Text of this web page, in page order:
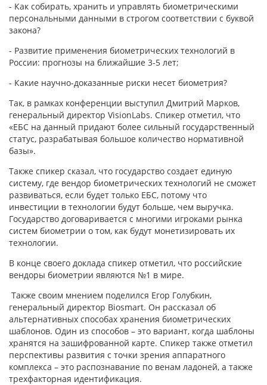
- Как собирать, хранить и управлять биометрическими
персональными данными в строгом соответствии с буквой
закона?
- Развитие применения биометрических технологий в
России: прогнозы на ближайшие 3-5 лет;
- Какие научно-доказанные риски несет биометрия?
Так, в рамках конференции выступил Дмитрий Марков,
генеральный директор VisionLabs. Спикер отметил, что
«ЕБС на данный придают более сильный государственный
статус, разрабатывая большое количество нормативной
базы».
Также спикер сказал, что государство создает единую
систему, где вендор биометрических технологий не сможет
развиваться, если будет только ЕБС, потому что
инвестиции в технологии будут больше, чем выручка.
Государство договаривается с многими игроками рынка
систем биометрии о том, как будут монетизировать их
технологии.
В конце своего доклада спикер отметил, что российские
вендоры биометрии являются №1 в мире.
Также своим мнением поделился Егор Голубкин,
генеральный директор Biosmart. Он рассказал об
альтернативных способах хранения биометрических
шаблонов. Один из способов – это вариант, когда шаблоны
хранятся на зашифрованной карте. Спикер также отметил
перспективы развития с точки зрения аппаратного
комплекса – это распознавание по венам ладоней, а также
трехфакторная идентификация.